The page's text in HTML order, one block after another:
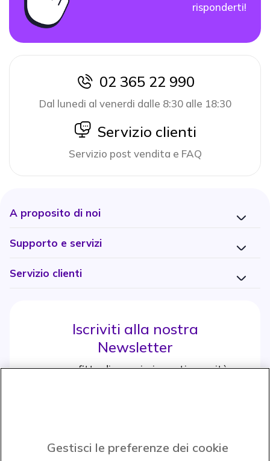
risponderti!
icon
02 365 22 990
Dal lunedi al venerdi dalle 8:30 alle 18:30
icon
Servizio clienti
Servizio post vendita e FAQ
A proposito di noi
Supporto e servizi
Servizio clienti
Iscriviti alla nostra
Newsletter
e approfitta di maggiori sconti e novità
Icon
Gestisci le preferenze dei cookie